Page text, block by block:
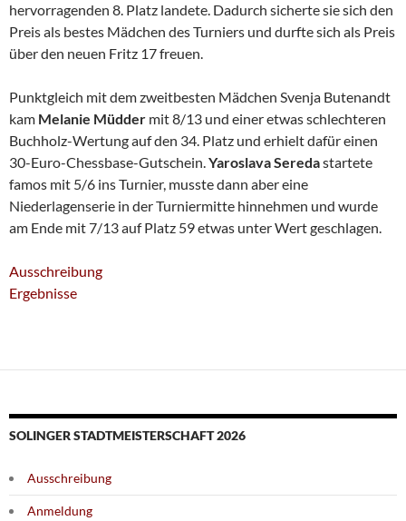
hervorragenden 8. Platz landete. Dadurch sicherte sie sich den
Preis als bestes Mädchen des Turniers und durfte sich als Preis
über den neuen Fritz 17 freuen.
Punktgleich mit dem zweitbesten Mädchen Svenja Butenandt
kam Melanie Müdder mit 8/13 und einer etwas schlechteren
Buchholz-Wertung auf den 34. Platz und erhielt dafür einen
30-Euro-Chessbase-Gutschein.Yaroslava Seredastartete
famos mit 5/6 ins Turnier, musste dann aber eine
Niederlagenserie in der Turniermitte hinnehmen und wurde
am Ende mit 7/13 auf Platz 59 etwas unter Wert geschlagen.
Ausschreibung
Ergebnisse
SOLINGER STADTMEISTERSCHAFT 2026
Ausschreibung
Anmeldung